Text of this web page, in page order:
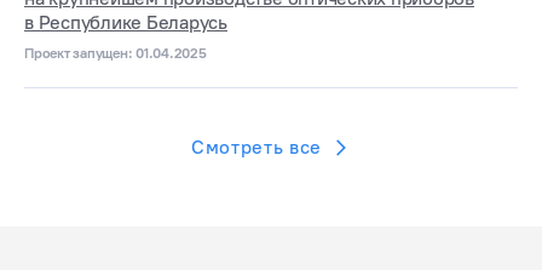
в Республике Беларусь
Проект запущен: 01.04.2025
Смотреть все